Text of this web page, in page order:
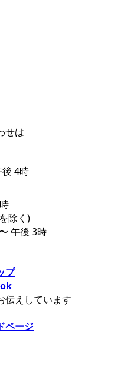
せは
4時
除く)
午後 3時
プ
伝えしています
ページ